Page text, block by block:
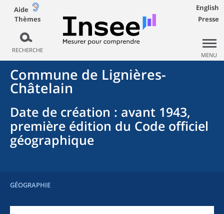
Aide
Thèmes
RECHERCHE
English
Presse
MENU
Commune de Lignières-
Châtelain
Date de création : avant 1943,
première édition du Code officiel
géographique
GÉOGRAPHIE